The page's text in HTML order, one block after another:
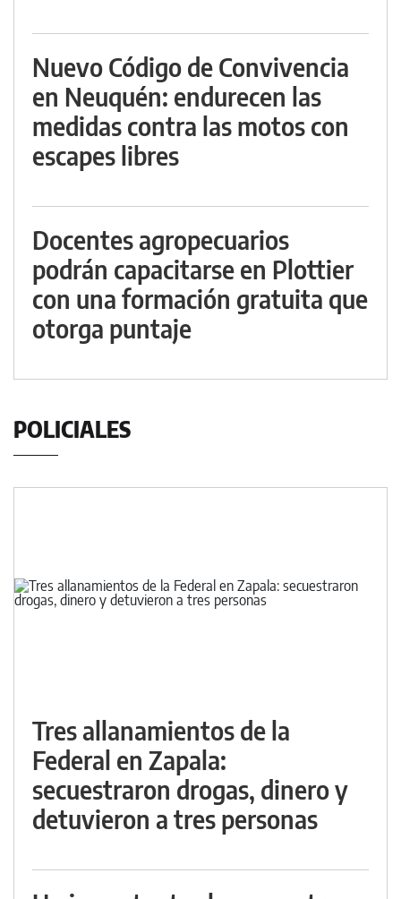
Nuevo Código de Convivencia
en Neuquén: endurecen las
medidas contra las motos con
escapes libres
Docentes agropecuarios
podrán capacitarse en Plottier
con una formación gratuita que
otorga puntaje
POLICIALES
Tres allanamientos de la
Federal en Zapala:
secuestraron drogas, dinero y
detuvieron a tres personas